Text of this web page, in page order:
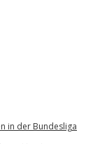
in der Bundesliga